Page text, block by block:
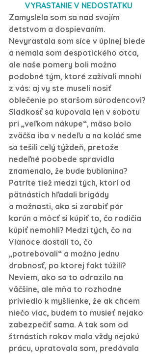
VYRASTANIE V NEDOSTATKU
Zamyslela som sa nad svojím
detstvom a dospievaním.
Nevyrastala som síce v úplnej biede
a nemala som despotického otca,
ale naše pomery boli možno
podobné tým, ktoré zažívali mnohí
z vás: aj vy ste museli nosiť
oblečenie po staršom súrodencovi?
Sladkosť sa kupovala len v sobotu
pri „veľkom nákupe“, mäso bolo
zväčša iba v nedeľu a na koláč sme
sa tešili celý týždeň, pretože
nedeľné poobede spravidla
znamenalo, že bude bublanina?
Patríte tiež medzi tých, ktorí od
pätnástich hľadali brigády
a možnosti, ako si zarobiť pár
korún a môcť si kúpiť to, čo rodičia
kúpiť nemohli? Medzi tých, čo na
Vianoce dostali to, čo
„potrebovali“ a možno jednu
drobnosť, po ktorej fakt túžili?
Neviem, ako sa to odrazilo na
väčšine, ale mňa to rozhodne
priviedlo k myšlienke, že ak chcem
niečo viac, budem to musieť nejako
zabezpečiť sama. A tak som od
štrnástich rokov mala vždy nejakú
prácu, upratovala som, predávala